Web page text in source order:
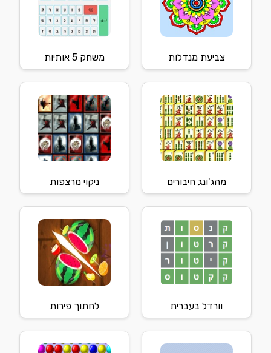
צביעת מנדלות משחק 5 אותיות
מהג'ונג חיבורים ניקוי מרצפות
וורדל בעברית לחתוך פירות